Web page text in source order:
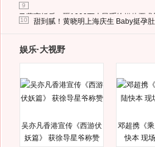
9
马蓉离婚后，砸1000万人民币给媒体要求
10 甜到腻！黄晓明上海庆生 Baby挺孕
娱乐·大视野
吴亦凡香港宣传《西游伏
妖篇》 获徐导星爷称赞
邓超携《
快本 现